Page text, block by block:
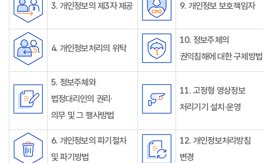
3. 개인정보의 제3자 제공 9. 개인정보 보호책임자
4. 개인정보처리의 위탁
10. 정보주체의
권익침해에 대한 구제방법
5. 정보주체와
법정대리인의 권리·
의무 및 그 행사방법
11. 고정형 영상정보
처리기기 설치·운영
6. 개인정보의 파기절차
및 파기방법
12. 개인정보처리방침
변경